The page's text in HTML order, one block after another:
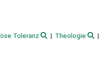
Toleranz
Theologie